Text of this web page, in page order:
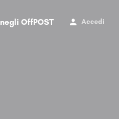
negli OffPOST Accedi